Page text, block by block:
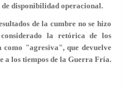
disponibilidad operacional.
de la cumbre no se hizo
la retórica de los
como "agresiva", que devuelve
a los tiempos de la Guerra Fría.